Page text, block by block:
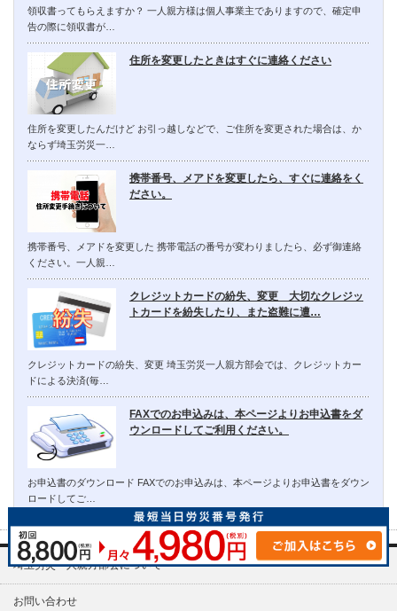
領収書ってもらえますか？ 一人親方様は個人事業主でありますので、確定申
告の際に領収書が…
住所を変更したときはすぐに連絡ください
住所を変更したんだけど お引っ越しなどで、ご住所を変更された場合は、か
ならず埼玉労災一…
携帯番号、メアドを変更したら、すぐに連絡をく
ださい。
携帯番号、メアドを変更した 携帯電話の番号が変わりましたら、必ず御連絡
ください。一人親…
クレジットカードの紛失、変更 大切なクレジッ
トカードを紛失したり、また盗難に遭…
クレジットカードの紛失、変更 埼玉労災一人親方部会では、クレジットカー
ドによる決済(毎…
FAXでのお申込みは、本ページよりお申込書をダ
ウンロードしてご利用ください。
お申込書のダウンロード FAXでのお申込みは、本ページよりお申込書をダウン
ロードしてご…
埼玉労災一人親方部会について
お問い合わせ